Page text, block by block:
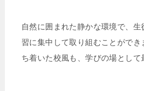
自然に囲まれた静かな環境で、生
習に集中して取り組むことができ
ち着いた校風も、学びの場として